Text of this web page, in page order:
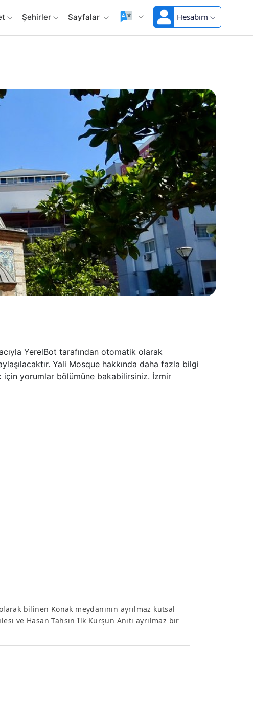
Şehirler Sayfalar Hesabım
YerelBot tarafından otomatik olarak
Yali Mosque hakkında daha fazla bilgi
için yorumlar bölümüne bakabilirsiniz. İzmir
bilinen Konak meydanının ayrılmaz kutsal
ve Hasan Tahsin Ilk Kurşun Anıtı ayrılmaz bir